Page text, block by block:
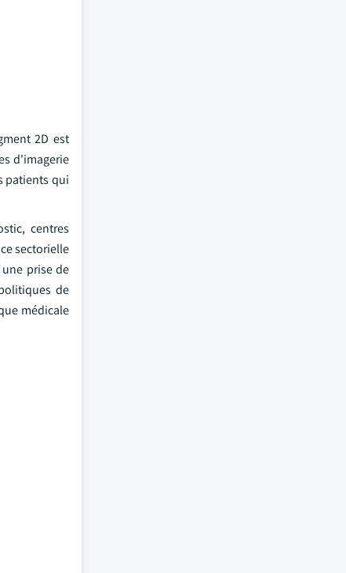
2D est
d'imagerie
patients qui
centres
sectorielle
prise de
de
médicale